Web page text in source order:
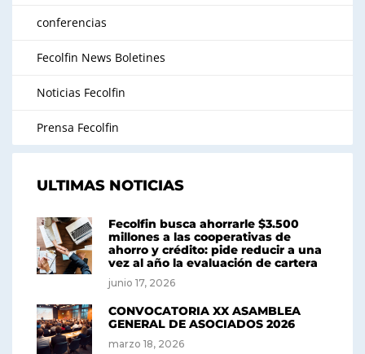
conferencias
Fecolfin News Boletines
Noticias Fecolfin
Prensa Fecolfin
ULTIMAS NOTICIAS
Fecolfin busca ahorrarle $3.500
millones a las cooperativas de
ahorro y crédito: pide reducir a una
vez al año la evaluación de cartera
junio 17, 2026
CONVOCATORIA XX ASAMBLEA
GENERAL DE ASOCIADOS 2026
marzo 18, 2026